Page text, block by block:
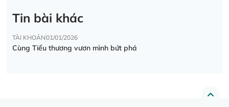
Tin bài khác
TÀI KHOẢN01/01/2026
Cùng Tiểu thương vươn mình bứt phá